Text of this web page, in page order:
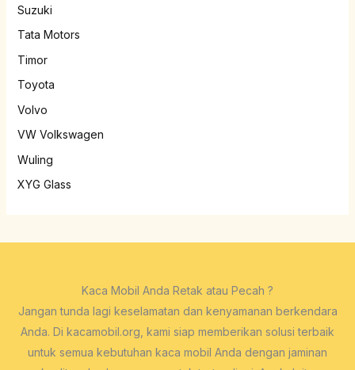
Suzuki
Tata Motors
Timor
Toyota
Volvo
VW Volkswagen
Wuling
XYG Glass
Kaca Mobil Anda Retak atau Pecah ?
Jangan tunda lagi keselamatan dan kenyamanan berkendara
Anda. Di kacamobil.org, kami siap memberikan solusi terbaik
untuk semua kebutuhan kaca mobil Anda dengan jaminan